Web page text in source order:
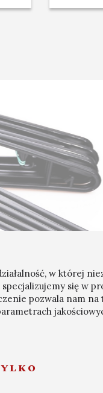
w której
się w
pozwala nam